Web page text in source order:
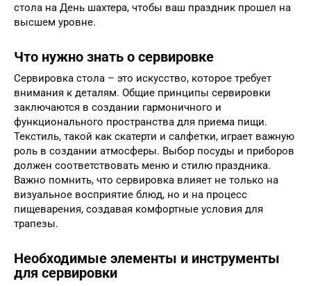
стола на День шахтера, чтобы ваш праздник прошел на
высшем уровне.
Что нужно знать о сервировке
Сервировка стола – это искусство, которое требует
внимания к деталям. Общие принципы сервировки
заключаются в создании гармоничного и
функционального пространства для приема пищи.
Текстиль, такой как скатерти и салфетки, играет важную
роль в создании атмосферы. Выбор посуды и приборов
должен соответствовать меню и стилю праздника.
Важно помнить, что сервировка влияет не только на
визуальное восприятие блюд, но и на процесс
пищеварения, создавая комфортные условия для
трапезы.
Необходимые элементы и инструменты
для сервировки